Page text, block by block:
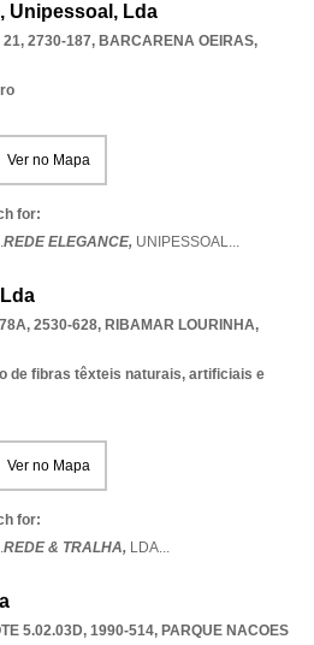
Unipessoal, Lda
21, 2730-187, BARCARENA OEIRAS,
Ver no Mapa
for:
REDE ELEGANCE, UNIPESSOAL...
2530-628, RIBAMAR LOURINHA,
de fibras têxteis naturais, artificiais e
Ver no Mapa
for:
REDE & TRALHA, LDA...
5.02.03D, 1990-514, PARQUE NACOES